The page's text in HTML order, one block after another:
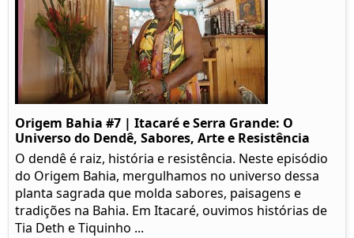
Origem Bahia #7 | Itacaré e Serra Grande: O
Universo do Dendê, Sabores, Arte e Resistência
O dendê é raiz, história e resistência. Neste episódio
do Origem Bahia, mergulhamos no universo dessa
planta sagrada que molda sabores, paisagens e
tradições na Bahia. Em Itacaré, ouvimos histórias de
Tia Deth e Tiquinho ...